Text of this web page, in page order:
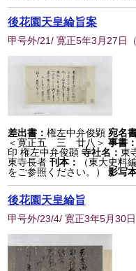
後花園天皇綸旨案
甲号外/21/ 寛正5年3月27日 （
差出書：権左中弁俊顕 宛名
＜寛正五 三 廿八＞ 事書：
印 権左中弁俊顕 寺社名：東
東寺長者 刊本：
（東大史料
をご参照ください。）
影写
後花園天皇綸旨
甲号外/23/4/ 寛正3年5月30日